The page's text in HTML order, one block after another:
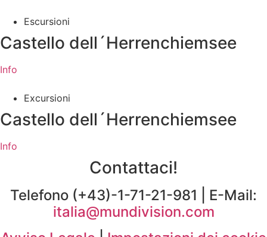
Escursioni
Castello dell´Herrenchiemsee
Info
Excursioni
Castello dell´Herrenchiemsee
Info
Contattaci!
Telefono (+43)-1-71-21-981 | E-Mail:
italia@mundivision.com